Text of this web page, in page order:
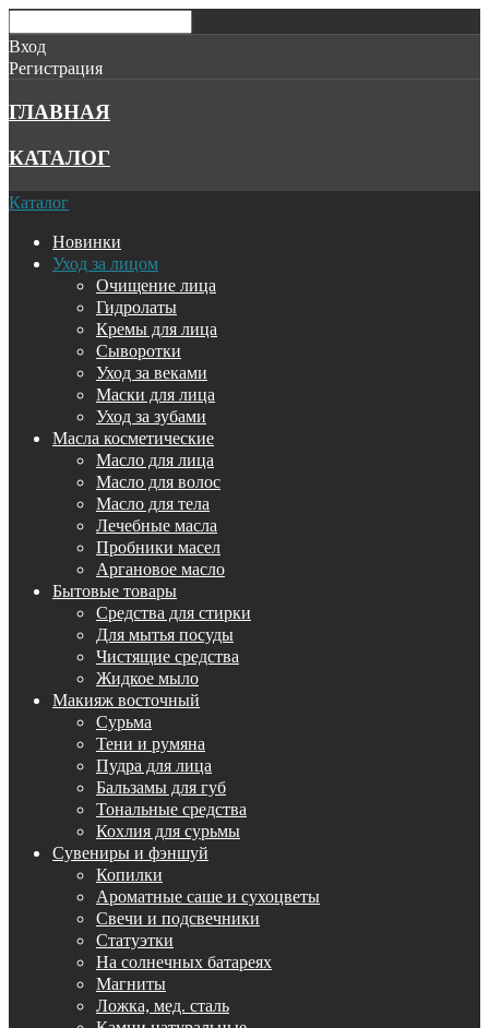
Вход
Регистрация
ГЛАВНАЯ
КАТАЛОГ
Каталог
Новинки
Уход за лицом
Очищение лица
Гидролаты
Кремы для лица
Сыворотки
Уход за веками
Маски для лица
Уход за зубами
Масла косметические
Масло для лица
Масло для волос
Масло для тела
Лечебные масла
Пробники масел
Аргановое масло
Бытовые товары
Средства для стирки
Для мытья посуды
Чистящие средства
Жидкое мыло
Макияж восточный
Сурьма
Тени и румяна
Пудра для лица
Бальзамы для губ
Тональные средства
Кохлия для сурьмы
Сувениры и фэншуй
Копилки
Ароматные саше и сухоцветы
Свечи и подсвечники
Статуэтки
На солнечных батареях
Магниты
Ложка, мед. сталь